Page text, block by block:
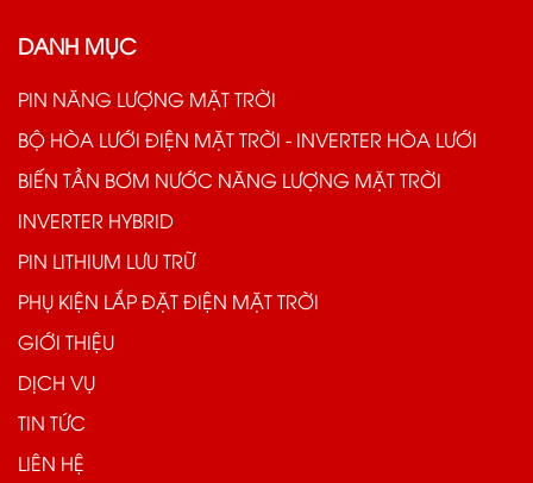
DANH MỤC
PIN NĂNG LƯỢNG MẶT TRỜI
BỘ HÒA LƯỚI ĐIỆN MẶT TRỜI - INVERTER HÒA LƯỚI
BIẾN TẦN BƠM NƯỚC NĂNG LƯỢNG MẶT TRỜI
INVERTER HYBRID
PIN LITHIUM LƯU TRỮ
PHỤ KIỆN LẮP ĐẶT ĐIỆN MẶT TRỜI
GIỚI THIỆU
DỊCH VỤ
TIN TỨC
LIÊN HỆ